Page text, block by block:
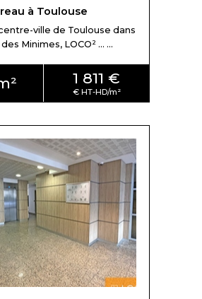
à Toulouse
ville de Toulouse dans
Minimes, LOCO² ... ...
1 811 €